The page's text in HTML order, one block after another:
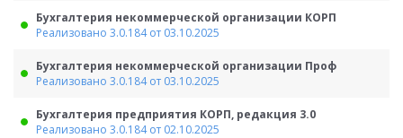
Бухгалтерия некоммерческой организации КОРП
Реализовано 3.0.184 от 03.10.2025
Бухгалтерия некоммерческой организации Проф
Реализовано 3.0.184 от 03.10.2025
Бухгалтерия предприятия КОРП, редакция 3.0
Реализовано 3.0.184 от 02.10.2025